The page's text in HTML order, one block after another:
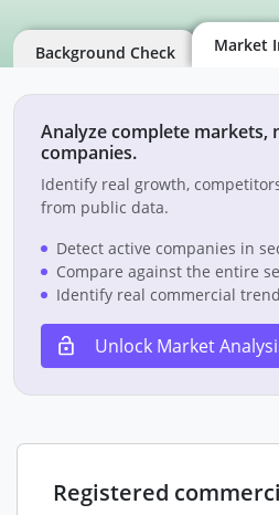
Background Check Market
Analyze complete markets,
companies.
Identify real growth,
from public data.
Detect active companies in
Compare against the entire
Identify real commercial
Unlock Market
Registered